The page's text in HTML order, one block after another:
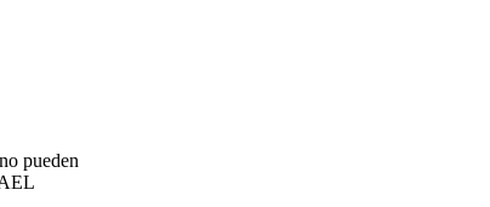
pueden